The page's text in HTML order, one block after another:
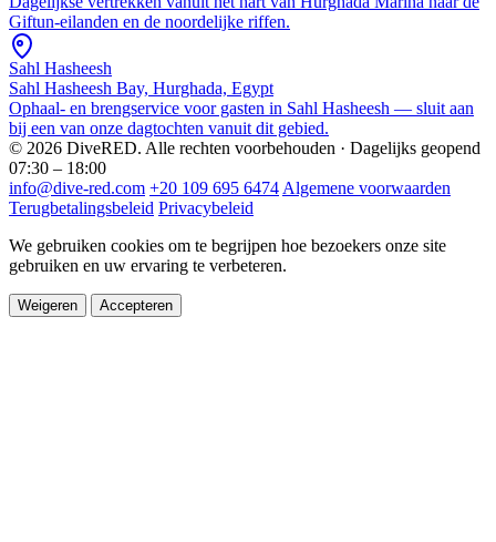
Giftun-eilanden en de noordelijke riffen.
Sahl Hasheesh
Sahl Hasheesh Bay, Hurghada, Egypt
Ophaal- en brengservice voor gasten in Sahl Hasheesh — sluit aan
bij een van onze dagtochten vanuit dit gebied.
© 2026 DiveRED. Alle rechten voorbehouden · Dagelijks geopend
07:30 – 18:00
info@dive-red.com +20 109 695 6474 Algemene voorwaarden
Terugbetalingsbeleid Privacybeleid
We gebruiken cookies om te begrijpen hoe bezoekers onze site
gebruiken en uw ervaring te verbeteren.
Weigeren Accepteren